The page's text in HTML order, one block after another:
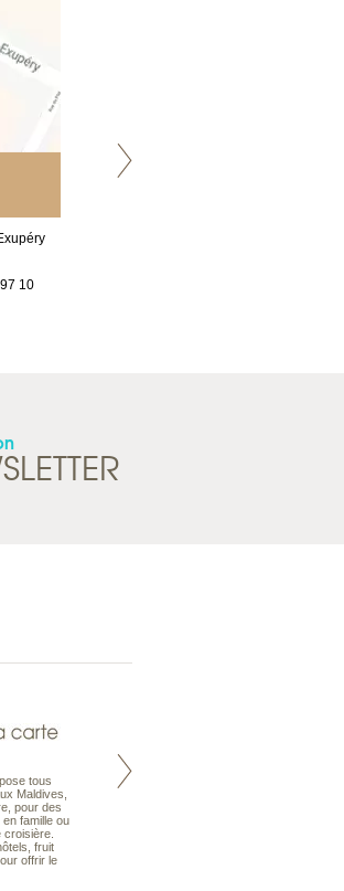
10
tous
Maldives,
pour des
famille ou
croisière.
fruit
offrir le
Notre site Odyssee est un portail